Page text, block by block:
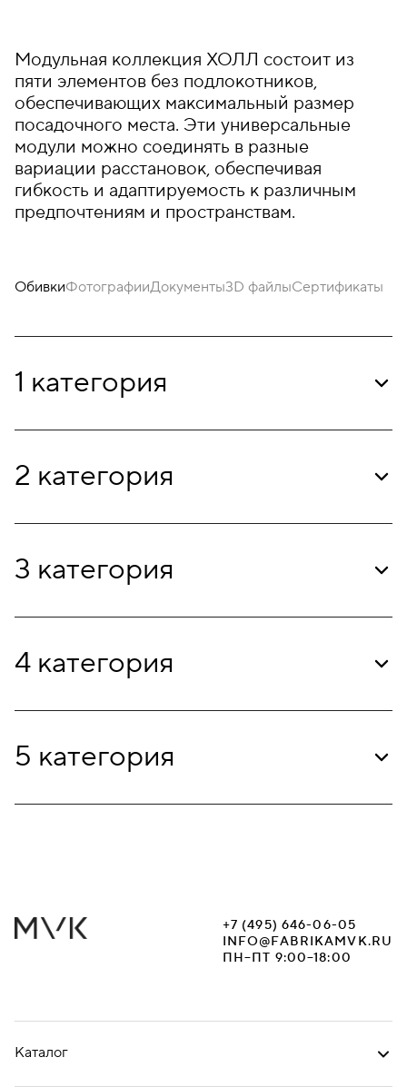
Модульная коллекция ХОЛЛ состоит из
пяти элементов без подлокотников,
обеспечивающих максимальный размер
посадочного места. Эти универсальные
модули можно соединять в разные
вариации расстановок, обеспечивая
гибкость и адаптируемость к различным
предпочтениям и пространствам.
ОбивкиФотографииДокументы3D файлыСертификаты
1 категория
2 категория
3 категория
4 категория
5 категория
+7 (495) 646-06-05
INFO@FABRIKAMVK.RU
ПН–ПТ 9:00–18:00
Каталог